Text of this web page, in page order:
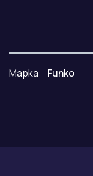
Марка: Funko